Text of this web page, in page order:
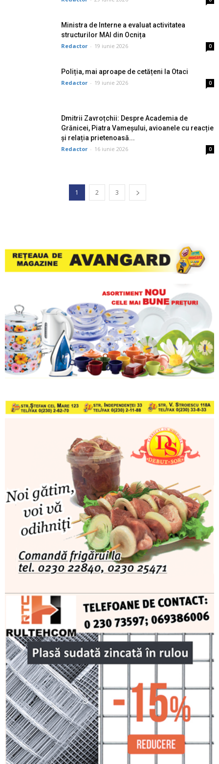
Ministra de Interne a evaluat activitatea
structurilor MAI din Ocnița
Redactor - 19 iunie 2026 0
Poliția, mai aproape de cetățeni la Otaci
Redactor - 19 iunie 2026 0
Dmitrii Zavroțchii: Despre Academia de
Grănicei, Piatra Vameșului, avioanele cu reacție
și relația prietenoasă...
Redactor - 16 iunie 2026 0
1 2 3